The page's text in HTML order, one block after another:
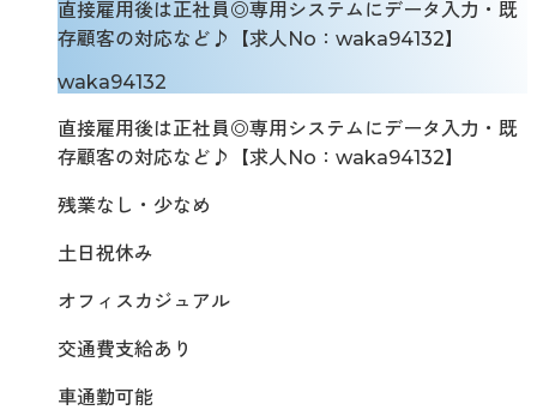
直接雇用後は正社員◎専用システムにデータ入力・既
存顧客の対応など♪【求人No：waka94132】
waka94132
直接雇用後は正社員◎専用システムにデータ入力・既
存顧客の対応など♪【求人No：waka94132】
残業なし・少なめ
土日祝休み
オフィスカジュアル
交通費支給あり
車通勤可能